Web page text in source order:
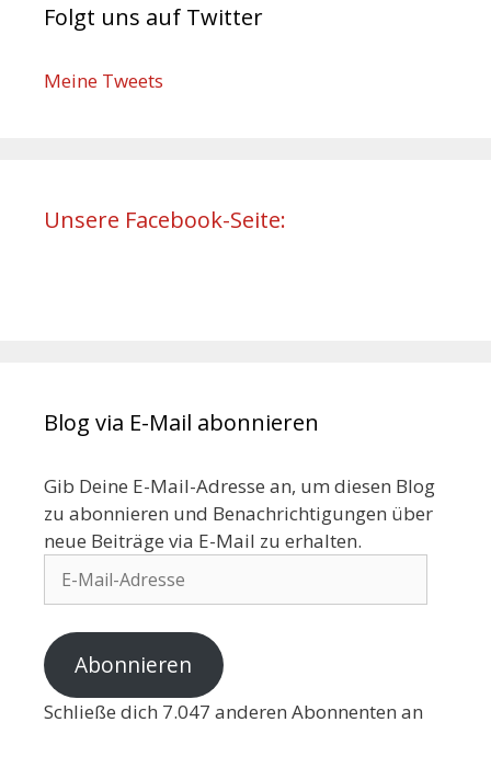
Folgt uns auf Twitter
Meine Tweets
Unsere Facebook-Seite:
Blog via E-Mail abonnieren
Gib Deine E-Mail-Adresse an, um diesen Blog
zu abonnieren und Benachrichtigungen über
neue Beiträge via E-Mail zu erhalten.
Abonnieren
Schließe dich 7.047 anderen Abonnenten an